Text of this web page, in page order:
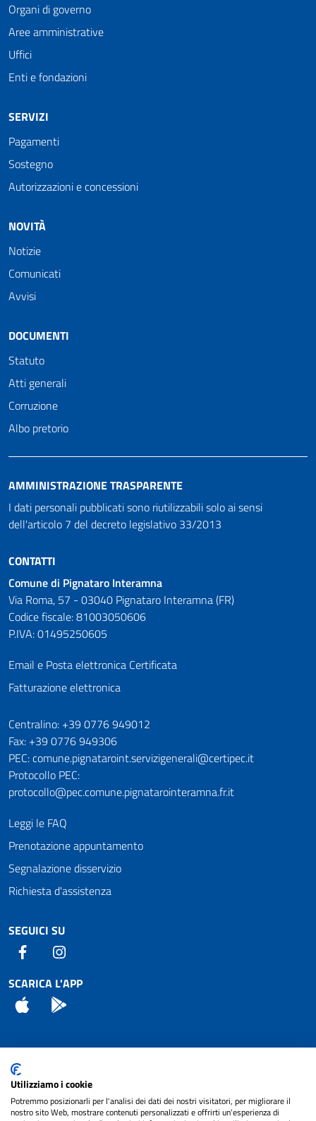
Organi di governo
Aree amministrative
Uffici
Enti e fondazioni
SERVIZI
Pagamenti
Sostegno
Autorizzazioni e concessioni
NOVITÀ
Notizie
Comunicati
Avvisi
DOCUMENTI
Statuto
Atti generali
Corruzione
Albo pretorio
AMMINISTRAZIONE TRASPARENTE
I dati personali pubblicati sono riutilizzabili solo ai sensi
dell'articolo 7 del decreto legislativo 33/2013
CONTATTI
Comune di Pignataro Interamna
Via Roma, 57 - 03040 Pignataro Interamna (FR)
Codice fiscale: 81003050606
P.IVA: 01495250605
Email e Posta elettronica Certificata
Fatturazione elettronica
Numeri utili
Centralino: +39 0776 949012
Fax: +39 0776 949306
PEC: comune.pignataroint.servizigenerali@certipec.it
Protocollo PEC:
protocollo@pec.comune.pignatarointeramna.fr.it
Leggi le FAQ
Prenotazione appuntamento
Segnalazione disservizio
Richiesta d'assistenza
SEGUICI SU
Facebook
SCARICA L'APP
App Store
Attuazione Misure PNRR
Piano di miglioramento del sito
Utilizziamo i cookie
Potremmo posizionarli per l'analisi dei dati dei nostri visitatori, per migliorare il
nostro sito Web, mostrare contenuti personalizzati e offrirti un'esperienza di